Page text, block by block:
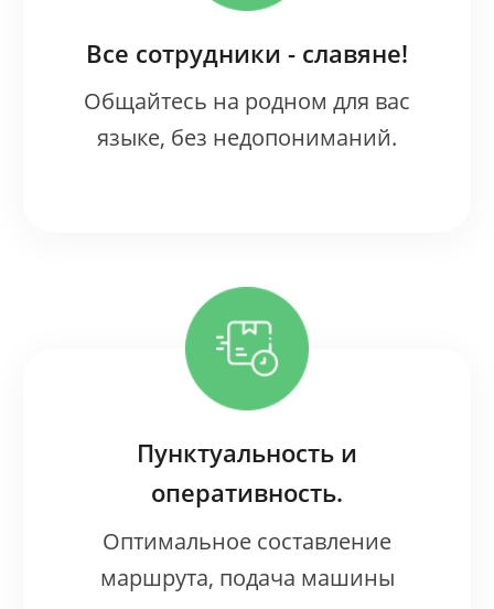
Все сотрудники - славяне!
Общайтесь на родном для вас
языке, без недопониманий.
Пунктуальность и
оперативность.
Оптимальное составление
маршрута, подача машины